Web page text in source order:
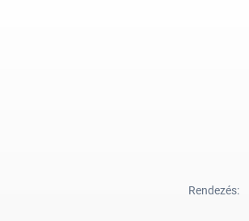
Rendezés: